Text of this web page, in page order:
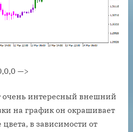
—>
очень интересный внешний
на график он окрашивает
в зависимости от